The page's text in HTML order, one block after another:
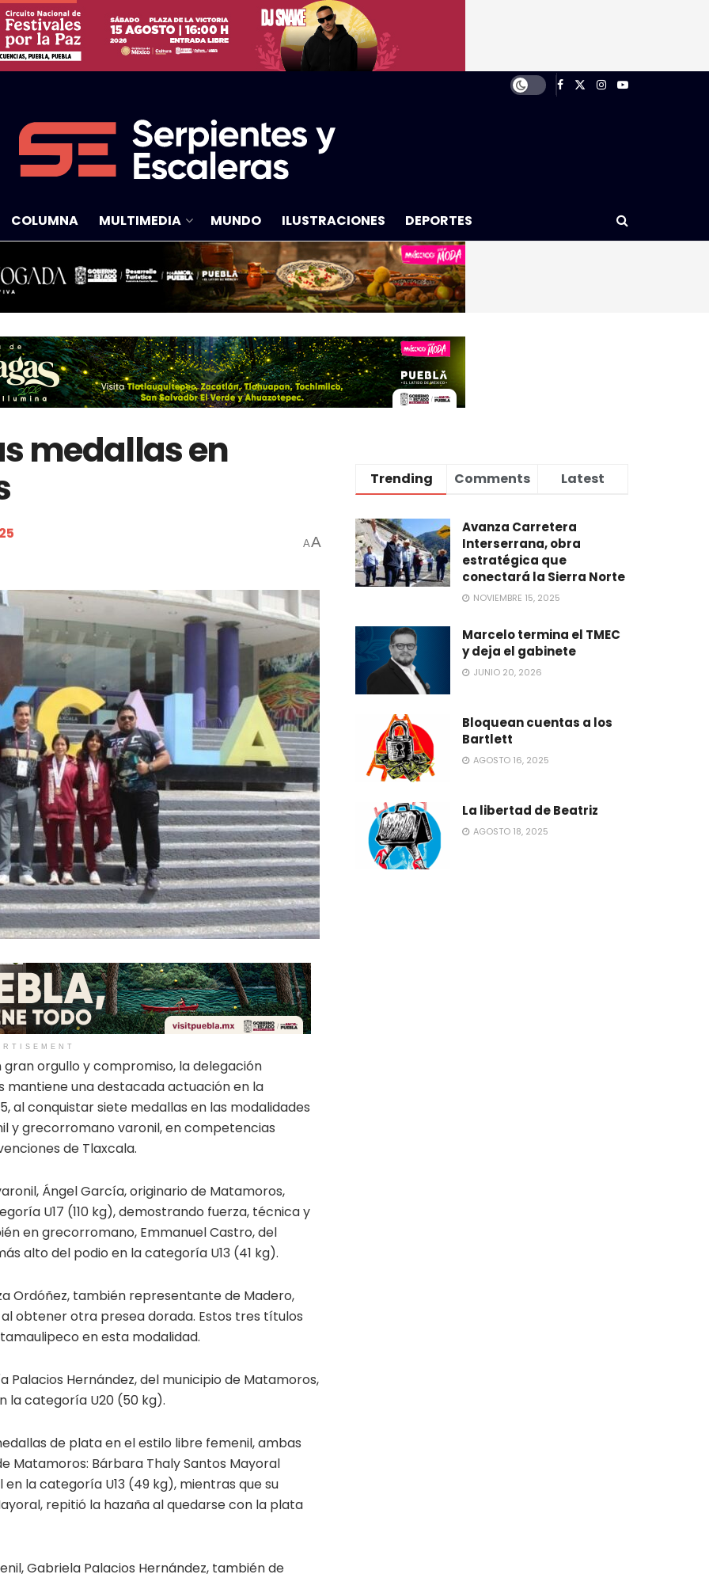
COLUMNA MULTIMEDIA MUNDO ILUSTRACIONES DEPORTES
medallas en
AA
orgullo y compromiso, la delegación
mantiene una destacada actuación en la
al conquistar siete medallas en las modalidades
y grecorromano varonil, en competencias
de Tlaxcala.
Ángel García, originario de Matamoros,
U17 (110 kg), demostrando fuerza, técnica y
en grecorromano, Emmanuel Castro, del
alto del podio en la categoría U13 (41 kg).
Ordóñez, también representante de Madero,
obtener otra presea dorada. Estos tres títulos
en esta modalidad.
Palacios Hernández, del municipio de Matamoros,
la categoría U20 (50 kg).
de plata en el estilo libre femenil, ambas
Matamoros: Bárbara Thaly Santos Mayoral
la categoría U13 (49 kg), mientras que su
repitió la hazaña al quedarse con la plata
Gabriela Palacios Hernández, también de
Trending Comments Latest
Avanza Carretera
Interserrana, obra
estratégica que
conectará la Sierra Norte
NOVIEMBRE 15, 2025
Marcelo termina el TMEC
y deja el gabinete
JUNIO 20, 2026
Bloquean cuentas a los
Bartlett
AGOSTO 16, 2025
La libertad de Beatriz
AGOSTO 18, 2025